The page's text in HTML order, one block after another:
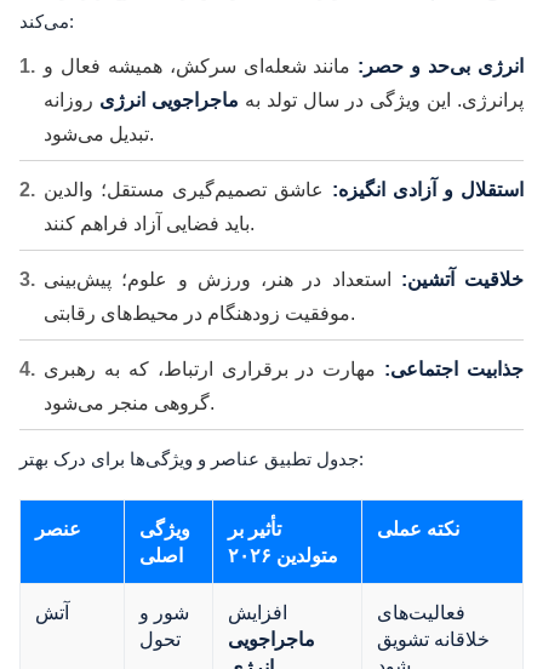
می‌کند:
انرژی بی‌حد و حصر: مانند شعله‌ای سرکش، همیشه فعال و
پرانرژی. این ویژگی در سال تولد به ماجراجویی انرژی روزانه
تبدیل می‌شود.
استقلال و آزادی انگیزه: عاشق تصمیم‌گیری مستقل؛ والدین
باید فضایی آزاد فراهم کنند.
خلاقیت آتشین: استعداد در هنر، ورزش و علوم؛ پیش‌بینی
موفقیت زودهنگام در محیط‌های رقابتی.
جذابیت اجتماعی: مهارت در برقراری ارتباط، که به رهبری
گروهی منجر می‌شود.
جدول تطبیق عناصر و ویژگی‌ها برای درک بهتر:
عنصر
ویژگی
اصلی
تأثیر بر
متولدین ۲۰۲۶
نکته عملی
آتش
شور و
تحول
افزایش
ماجراجویی
فعالیت‌های
خلاقانه تشویق